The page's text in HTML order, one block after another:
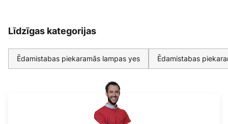
Līdzīgas kategorijas
Ēdamistabas piekaramās lampas yes Ēdamistabas